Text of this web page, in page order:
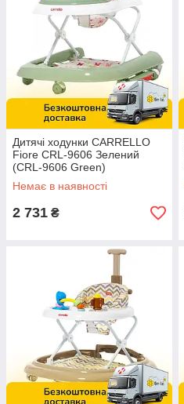
Дитячі ходунки CARRELLO
Fiore CRL-9606 Зелений
(CRL-9606 Green)
Немає в наявності
2 731 ₴